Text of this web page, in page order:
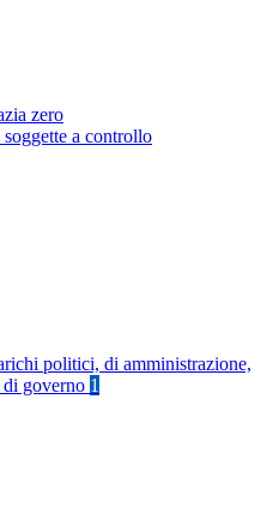
zero
a controllo
politici, di amministrazione,
governo 1